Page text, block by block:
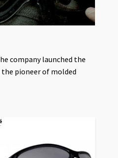
company launched the
the pioneer of molded